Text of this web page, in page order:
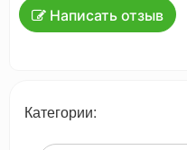
Написать отзыв
Категории: